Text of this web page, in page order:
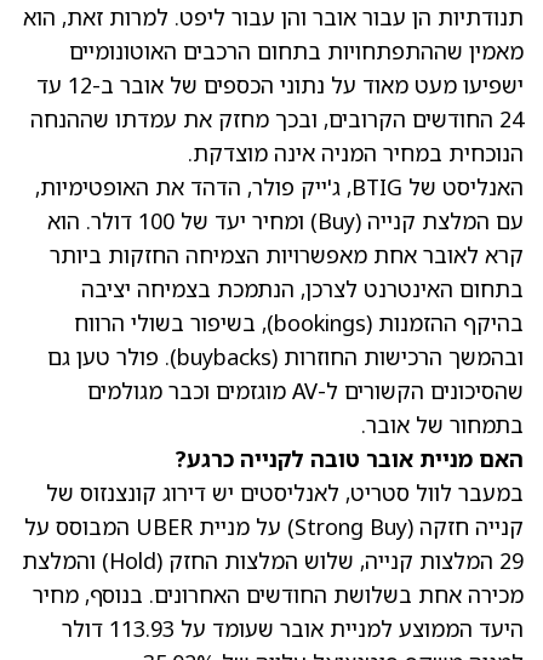
תנודתיות הן עבור אובר והן עבור ליפט. למרות זאת, הוא
מאמין שההתפתחויות בתחום הרכבים האוטונומיים
ישפיעו מעט מאוד על נתוני הכספים של אובר ב-12 עד
24 החודשים הקרובים, ובכך מחזק את עמדתו שההנחה
הנוכחית במחיר המניה אינה מוצדקת.
האנליסט של BTIG, ג'ייק פולר, הדהד את האופטימיות,
עם המלצת קנייה (Buy) ומחיר יעד של 100 דולר. הוא
קרא לאובר אחת מאפשרויות הצמיחה החזקות ביותר
בתחום האינטרנט לצרכן, הנתמכת בצמיחה יציבה
בהיקף ההזמנות (bookings), בשיפור בשולי הרווח
ובהמשך הרכישות החוזרות (buybacks). פולר טען גם
שהסיכונים הקשורים ל-AV מוגזמים וכבר מגולמים
בתמחור של אובר.
האם מניית אובר טובה לקנייה כרגע?
במעבר לוול סטריט, לאנליסטים יש דירוג קונצנזוס של
קנייה חזקה (Strong Buy) על
מניית UBER
המבוסס על
29 המלצות קנייה, שלוש המלצות החזק (Hold) והמלצת
מכירה אחת בשלושת החודשים האחרונים. בנוסף, מחיר
היעד הממוצע למניית אובר
שעומד על 113.93 דולר